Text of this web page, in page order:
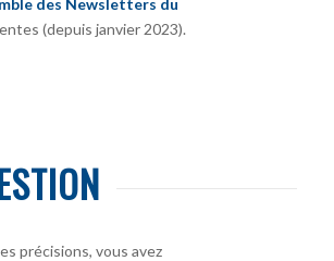
(depuis janvier 2023).
précisions, vous avez